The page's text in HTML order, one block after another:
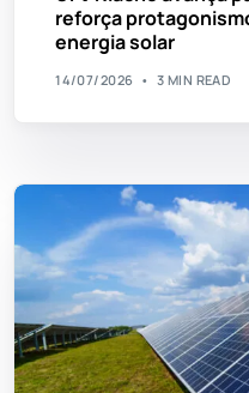
reforça
energia solar
14/07/2026 3 MIN READ